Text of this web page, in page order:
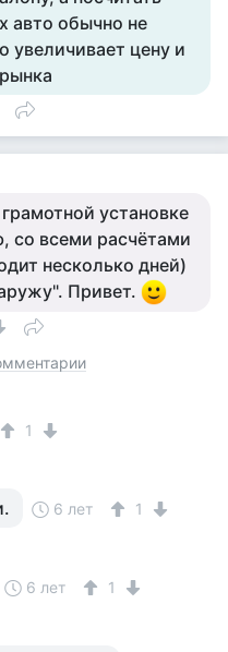
авто обычно не
увеличивает цену и
установке
со всеми расчётами
несколько дней)
Привет.
1
6 лет 1
6 лет 1